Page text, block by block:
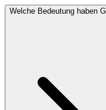
Welche Bedeutung haben